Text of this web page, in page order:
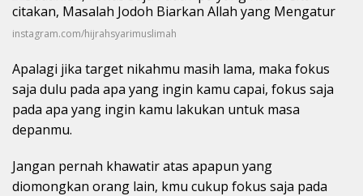
instagram.com/hijrahsyarimuslimah
Apalagi jika target nikahmu masih lama, maka fokus
saja dulu pada apa yang ingin kamu capai, fokus saja
pada apa yang ingin kamu lakukan untuk masa
depanmu.
Jangan pernah khawatir atas apapun yang
diomongkan orang lain, kmu cukup fokus saja pada